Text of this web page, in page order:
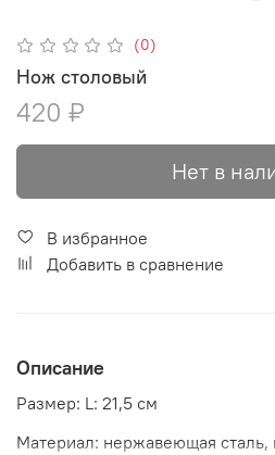
(0)
Нож столовый
420 ₽
Нет в
В избранное
Добавить в сравнение
Описание
Размер: L: 21,5 см
Материал: нержавеющая сталь,